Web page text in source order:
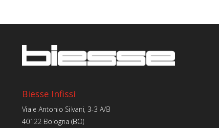
Biesse Infissi
Viale Antonio Silvani, 3-3 A/B
40122 Bologna (BO)